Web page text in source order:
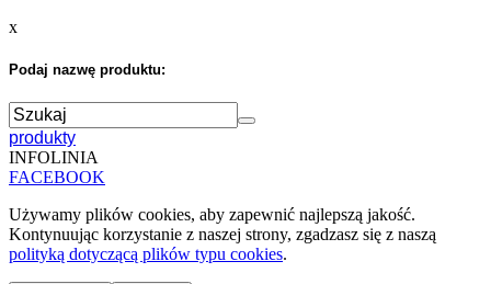
x
Podaj nazwę produktu:
produkty
INFOLINIA
FACEBOOK
Używamy plików cookies, aby zapewnić najlepszą jakość.
Kontynuując korzystanie z naszej strony, zgadzasz się z naszą
polityką dotyczącą plików typu cookies.